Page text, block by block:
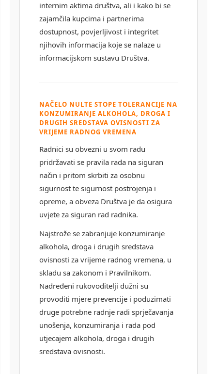
internim aktima društva, ali i kako bi se
zajamčila kupcima i partnerima
dostupnost, povjerljivost i integritet
njihovih informacija koje se nalaze u
informacijskom sustavu Društva.
NAČELO NULTE STOPE TOLERANCIJE NA
KONZUMIRANJE ALKOHOLA, DROGA I
DRUGIH SREDSTAVA OVISNOSTI ZA
VRIJEME RADNOG VREMENA
Radnici su obvezni u svom radu
pridržavati se pravila rada na siguran
način i pritom skrbiti za osobnu
sigurnost te sigurnost postrojenja i
opreme, a obveza Društva je da osigura
uvjete za siguran rad radnika.
Najstrože se zabranjuje konzumiranje
alkohola, droga i drugih sredstava
ovisnosti za vrijeme radnog vremena, u
skladu sa zakonom i Pravilnikom.
Nadređeni rukovoditelji dužni su
provoditi mjere prevencije i poduzimati
druge potrebne radnje radi sprječavanja
unošenja, konzumiranja i rada pod
utjecajem alkohola, droga i drugih
sredstava ovisnosti.